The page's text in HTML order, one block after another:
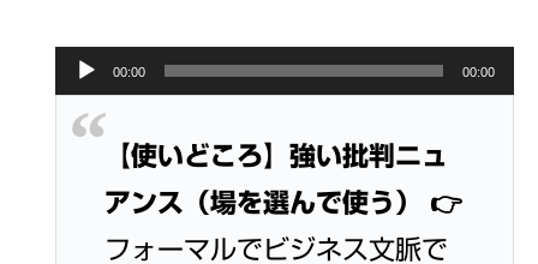
Audio
Player
00:00 00:00
【使いどころ】強い批判ニュ
アンス（場を選んで使う）
👉
フォーマルでビジネス文脈で